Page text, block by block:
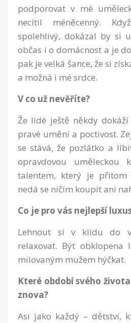
podporovat v mé
necítil méněcenný.
spolehlivý, dokázal by si
občas i o domácnost a je
pak je velká šance, že si
a možná i mé srdce.
V co už nevěříte?
Že lidé ještě někdy
pravé umění a poctivost.
se stává, že pozlátko a
opravdovou uměleckou
talentem, který je přitom
nedá se ničím koupit ani
Co je pro vás nejlepší
Lehnout si v klidu do
relaxovat. Být obklopena
milovaným mužem hýčkat.
Které období svého
znova?
Asi jako každý – dětství,